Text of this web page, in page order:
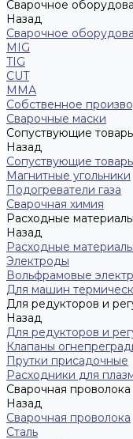
Сварочное
Назад
Сварочное
MIG
TIG
CUT
ММА
Собственное
Сварочные маски
Сопуствующие
Назад
Сопуствующие
Магнитные угольники
Подогреватели газа
Сварочная химия
Расходные материалы
Назад
Расходные материалы
Электроды
Вольфрамовые
Для машин
Для редукторов и
Назад
Для редукторов и
Клапаны
Прутки присадочные
Расходники для
Сварочная проволока
Назад
Сварочная проволока
Сталь